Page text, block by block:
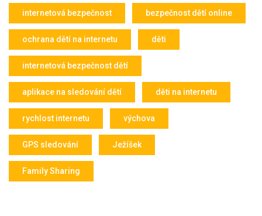
internetová bezpečnost bezpečnost dětí online
ochrana dětí na internetu děti
internetová bezpečnost dětí
aplikace na sledování dětí děti na internetu
rychlost internetu výchova
GPS sledování Ježíšek
Family Sharing